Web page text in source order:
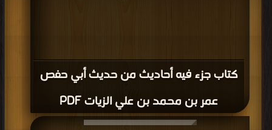
كتاب جزء فيه أحاديث من حديث أبي حفص
عمر بن محمد بن علي الزيات PDF